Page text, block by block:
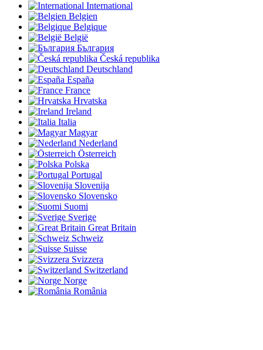
International
Belgien
Belgique
België
България
Česká republika
Deutschland
España
France
Hrvatska
Ireland
Italia
Magyar
Nederland
Österreich
Polska
Portugal
Slovenija
Slovensko
Suomi
Sverige
Great Britain
Schweiz
Suisse
Svizzera
Switzerland
Norge
România